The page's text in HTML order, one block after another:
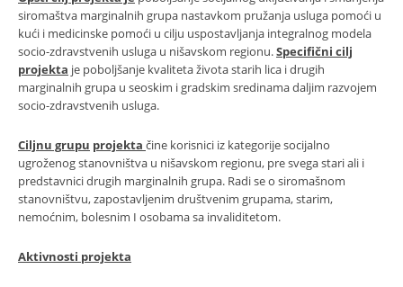
siromaštva marginalnih grupa nastavkom pružanja usluga pomoći u
kući i medicinske pomoći u cilju uspostavljanja integralnog modela
socio-zdravstvenih usluga u nišavskom regionu.Specifični cilj
projekta je poboljšanje kvaliteta života starih lica i drugih
marginalnih grupa u seoskim i gradskim sredinama daljim razvojem
socio-zdravstvenih usluga.
Ciljnu grupu projekta čine korisnici iz kategorije socijalno
ugroženog stanovništva u nišavskom regionu, pre svega stari ali i
predstavnici drugih marginalnih grupa. Radi se o siromašnom
stanovništvu, zapostavljenim društvenim grupama, starim,
nemoćnim, bolesnim I osobama sa invaliditetom.
Aktivnosti projekta